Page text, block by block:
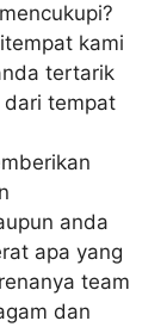
kami
tertarik
tempat
anda
apa yang
team
dan